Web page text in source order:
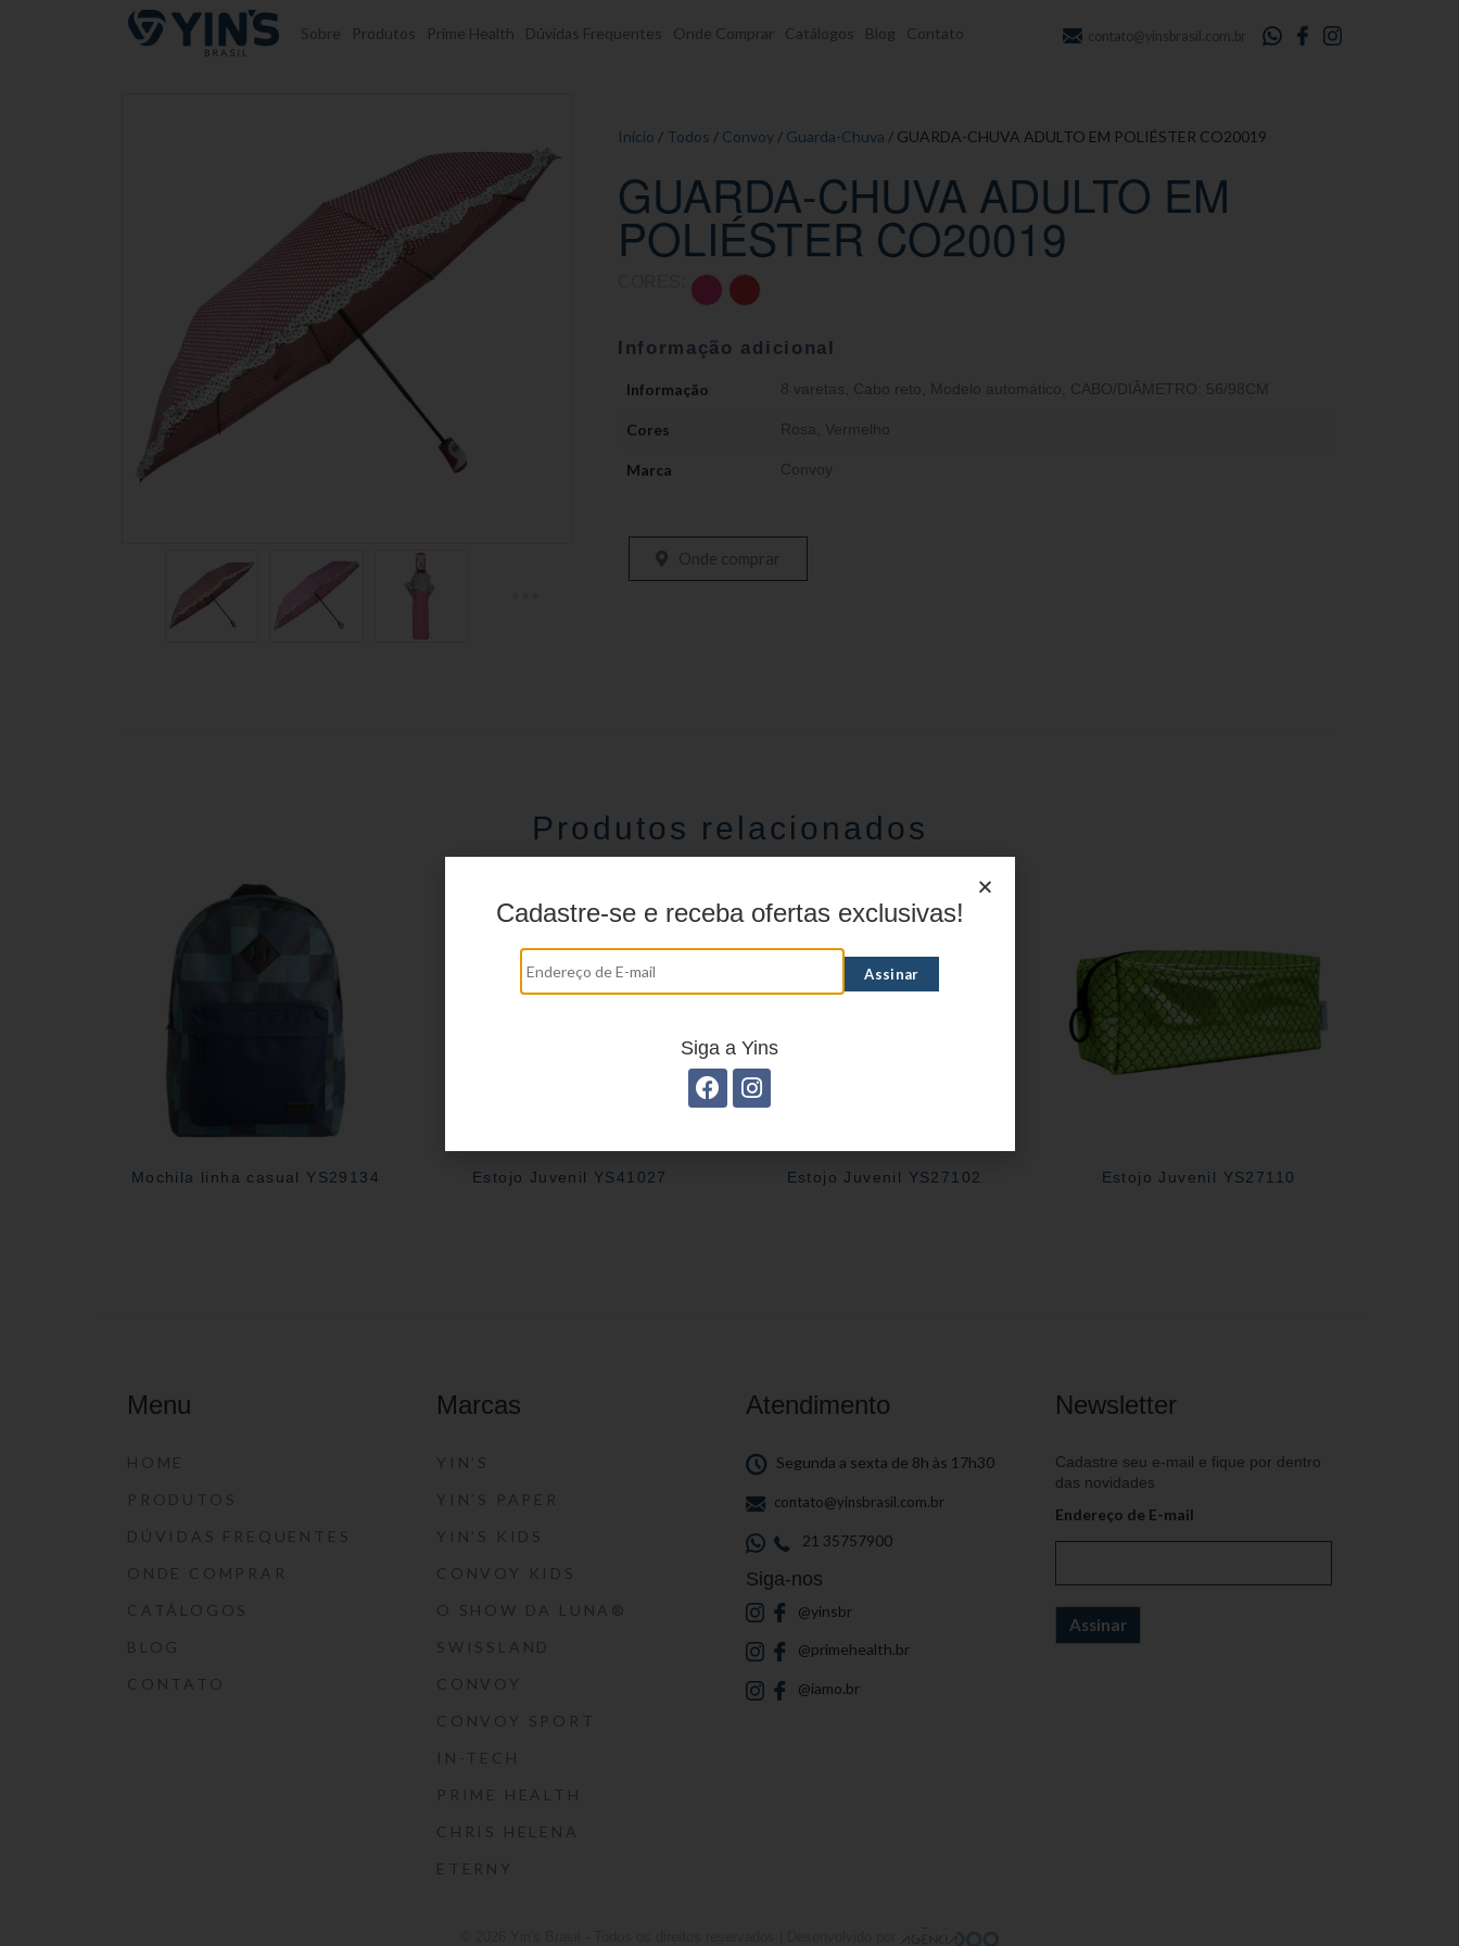
Pular para o conteúdo Sobre Produtos Prime Health Dúvidas Frequentes Onde Comprar Catálogos Blog Contato contato@yinsbrasil.com.br
Início / Todos / Convoy / Guarda-Chuva / GUARDA-CHUVA ADULTO EM POLIÉSTER CO20019
GUARDA-CHUVA ADULTO EM
POLIÉSTER CO20019
Informação adicional
Informação 8 varetas Cabo reto Modelo automático CABO/DIÂMETRO: 56/98CM
Cores Rosa Vermelho
Marca Convoy
Onde comprar
Produtos relacionados
Mochila linha casual YS29134 Estojo Juvenil YS41027 Estojo Juvenil YS27102 Estojo Juvenil YS27110
Menu
HOME
PRODUTOS
DÚVIDAS FREQUENTES
ONDE COMPRAR
CATÁLOGOS
BLOG
CONTATO
Marcas
YIN’S
YIN’S PAPER
YIN’S KIDS
CONVOY KIDS
O SHOW DA LUNA®
SWISSLAND
CONVOY
CONVOY SPORT
IN-TECH
PRIME HEALTH
CHRIS HELENA
ETERNY
Atendimento
Segunda a sexta de 8h às 17h30
contato@yinsbrasil.com.br
21 35757900
Siga-nos
@yinsbr
@primehealth.br
@iamo.br
Newsletter
Cadastre seu e-mail e fique por dentro
das novidades
Endereço de E-mail
Cadastre-se e receba ofertas exclusivas!
Siga a Yins